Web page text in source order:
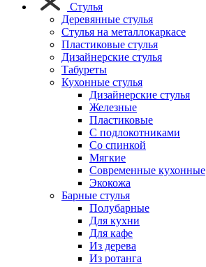
Стулья
Деревянные стулья
Стулья на металлокаркасе
Пластиковые стулья
Дизайнерские стулья
Табуреты
Кухонные стулья
Дизайнерские стулья
Железные
Пластиковые
С подлокотниками
Со спинкой
Мягкие
Современные кухонные
Экокожа
Барные стулья
Полубарные
Для кухни
Для кафе
Из дерева
Из ротанга